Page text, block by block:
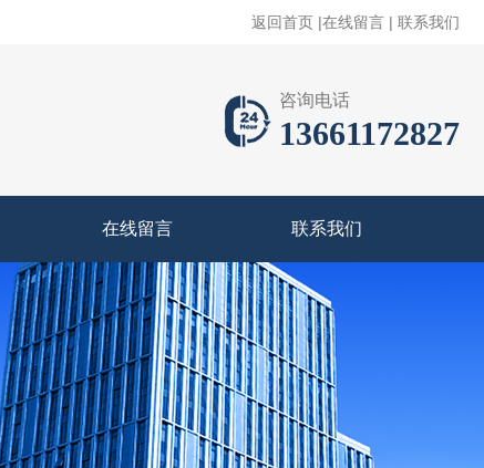
返回首页 |在线留言 | 联系我们
咨询电话
13661172827
在线留言 联系我们